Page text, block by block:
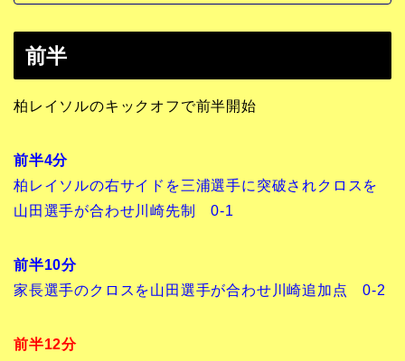
前半
柏レイソルのキックオフで前半開始
前半4分
柏レイソルの右サイドを三浦選手に突破されクロスを
山田選手が合わせ川崎先制 0-1
前半10分
家長選手のクロスを山田選手が合わせ川崎追加点 0-2
前半12分